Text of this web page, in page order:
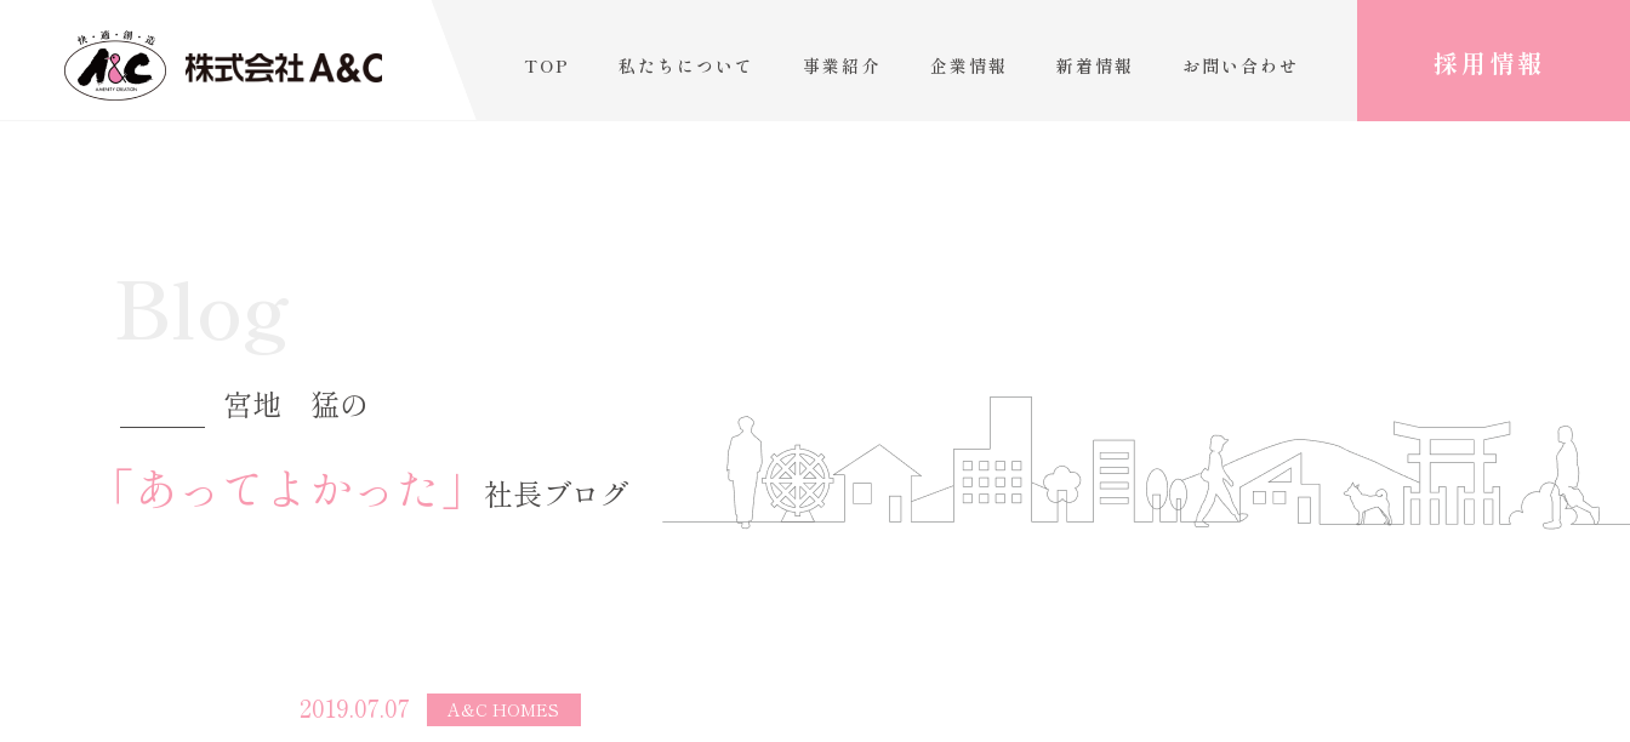
TOP 私たちについて 事業紹介 企業情報 新着情報 お問い合わせ 採用情報
宮地 猛の
「あってよかった」 社長ブログ
2019.07.07 A&C HOMES